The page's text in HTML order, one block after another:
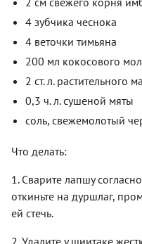
4 зубчика чеснока
4 веточки тимьяна
200 мл кокосового
2 ст. л. растительного
0,3 ч. л. сушеной мяты
соль, свежемолотый
Что делать:
1. Сварите лапшу
откиньте на дуршлаг,
ей стечь.